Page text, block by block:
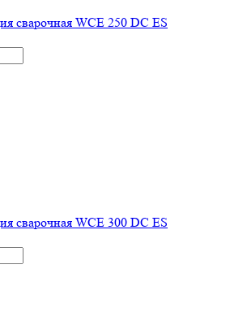
сварочная WCE 250 DC ES
сварочная WCE 300 DC ES